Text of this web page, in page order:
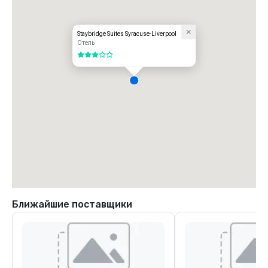
Staybridge Suites Syracuse-Liverpool
Отель
3 из 5
Ближайшие поставщики